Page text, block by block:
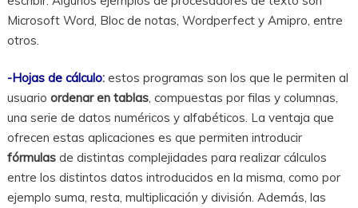
Microsoft Word, Bloc de notas, Wordperfect y Amipro, entre
otros.
-Hojas de cálculo: estos programas son los que le permiten al
usuario ordenar en tablas, compuestas por filas y columnas,
una serie de datos numéricos y alfabéticos. La ventaja que
ofrecen estas aplicaciones es que permiten introducir
fórmulasde distintas complejidades para realizar cálculos
entre los distintos datos introducidos en la misma, como por
ejemplo suma, resta, multiplicación y división. Además, las